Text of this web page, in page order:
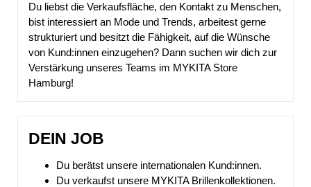
Du liebst die Verkaufsfläche, den Kontakt zu Menschen,
bist interessiert an Mode und Trends, arbeitest gerne
strukturiert und besitzt die Fähigkeit, auf die Wünsche
von Kund:innen einzugehen? Dann suchen wir dich zur
Verstärkung unseres Teams im MYKITA Store
Hamburg!
DEIN JOB
Du berätst unsere internationalen Kund:innen.
Du verkaufst unsere MYKITA Brillenkollektionen.